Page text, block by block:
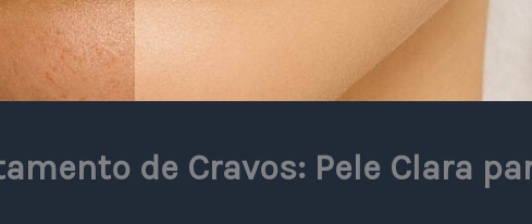
de Cravos: Pele Clara